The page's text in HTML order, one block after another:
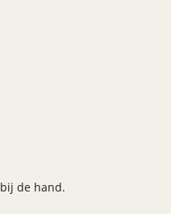
de hand.